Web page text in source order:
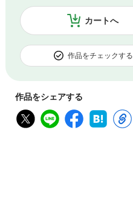
カートへ
作品をチェックする
作品をシェアする